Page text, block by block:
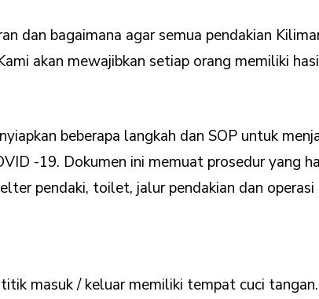
dan bagaimana agar semua pendakian
akan mewajibkan setiap orang memiliki
beberapa langkah dan SOP untuk
-19. Dokumen ini memuat prosedur yang
pendaki, toilet, jalur pendakian dan operasi
masuk / keluar memiliki tempat cuci